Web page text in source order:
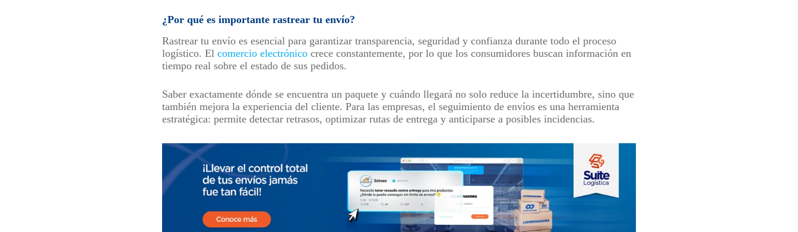
¿Por qué es importante rastrear tu envío?
Rastrear tu envío es esencial para garantizar transparencia, seguridad y confianza durante todo el proceso
logístico. El comercio electrónico crece constantemente, por lo que los consumidores buscan información en
tiempo real sobre el estado de sus pedidos.
Saber exactamente dónde se encuentra un paquete y cuándo llegará no solo reduce la incertidumbre, sino que
también mejora la experiencia del cliente. Para las empresas, el seguimiento de envíos es una herramienta
estratégica: permite detectar retrasos, optimizar rutas de entrega y anticiparse a posibles incidencias.